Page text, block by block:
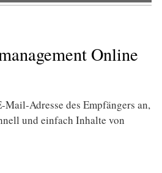
Online
Mail-Adresse des Empfängers an,
und einfach Inhalte von